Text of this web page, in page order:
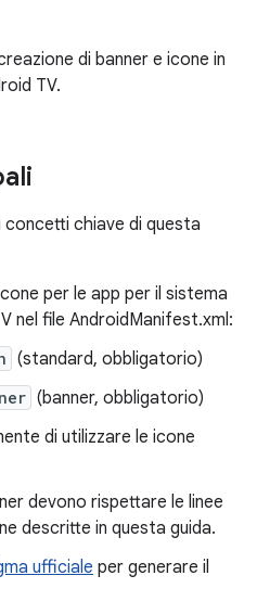
di banner e icone in
TV.
chiave di questa
per le app per il sistema
nel file AndroidManifest.xml:
(standard, obbligatorio)
(banner, obbligatorio)
di utilizzare le icone
devono rispettare le linee
descritte in questa guida.
ufficiale per generare il